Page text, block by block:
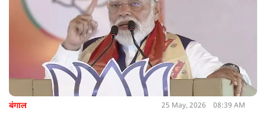
बंगाल 25 May, 2026 08:39 AM